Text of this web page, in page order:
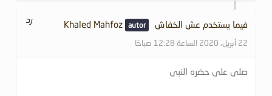
فيما يستخدم عش الخفاشKhaled Mahfoz
22 أبريل، 2020 الساعة 12:28 صباحًا
رد
صلى على حضره النبى